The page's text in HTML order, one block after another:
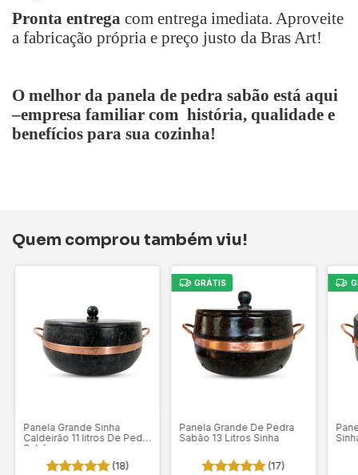
Pronta entrega com entrega imediata. Aproveite
a fabricação própria e preço justo da Bras Art!
O melhor da panela de pedra sabão está aqui
–empresa familiar com história, qualidade e
benefícios para sua cozinha!
Quem comprou também viu!
Panela Grande Sinha
Caldeirão 11 litros De Pedra
Sabão
(18)
GRÁTIS
Panela Grande De Pedra
Sabão 13 Litros Sinha
(17)